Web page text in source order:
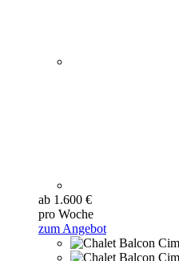
ab 1.600 €
pro Woche
zum Angebot